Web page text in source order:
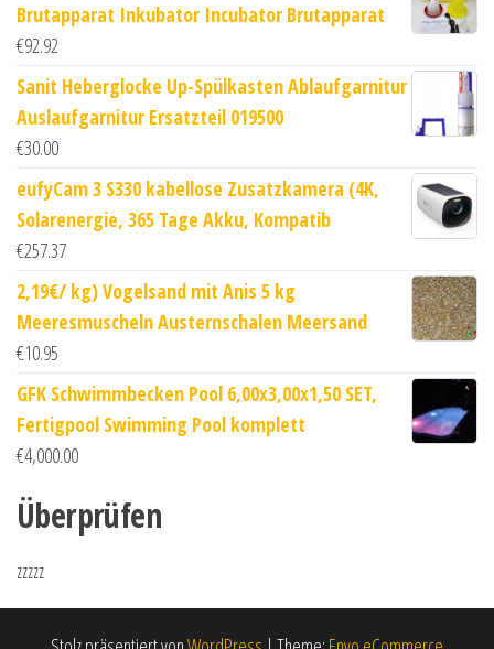
Brutapparat Inkubator Incubator Brutapparat
€92.92
Sanit Heberglocke Up-Spülkasten Ablaufgarnitur
Auslaufgarnitur Ersatzteil 019500
€30.00
eufyCam 3 S330 kabellose Zusatzkamera (4K,
Solarenergie, 365 Tage Akku, Kompatib
€257.37
2,19€/ kg) Vogelsand mit Anis 5 kg
Meeresmuscheln Austernschalen Meersand
€10.95
GFK Schwimmbecken Pool 6,00x3,00x1,50 SET,
Fertigpool Swimming Pool komplett
€4,000.00
Überprüfen
zzzzz